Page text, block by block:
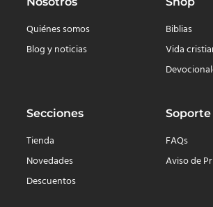
Quiénes somos
Blog y noticias
Biblias
Vida
Secciones
Tienda
Novedades
Descuentos
Soporte
FAQs
Aviso de